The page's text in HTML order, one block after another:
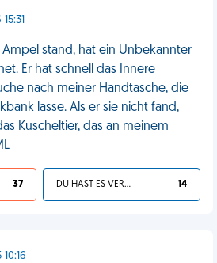
Ampel stand, hat ein Unbekannter
Er hat schnell das Innere
nach meiner Handtasche, die
lasse. Als er sie nicht fand,
Kuscheltier, das an meinem
37 DU HAST ES VERDIENT 14